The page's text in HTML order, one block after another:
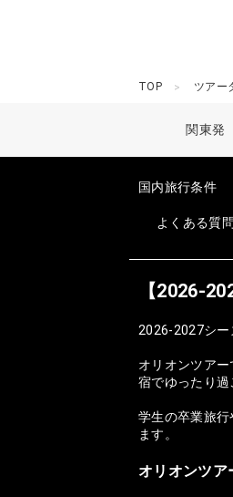
TOP ツアー
関東発
国内旅行条件
よくある質問
【2026-
2026-2027シー
オリオンツア
宿でゆったり過
学生の卒業旅
ます。
オリオンツア